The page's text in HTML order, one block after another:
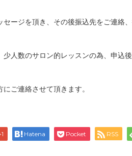
ージを頂き、その後振込先をご連絡
人数のサロン的レッスンの為、申込
ご連絡させて頂きます。
Hatena Pocket RSS